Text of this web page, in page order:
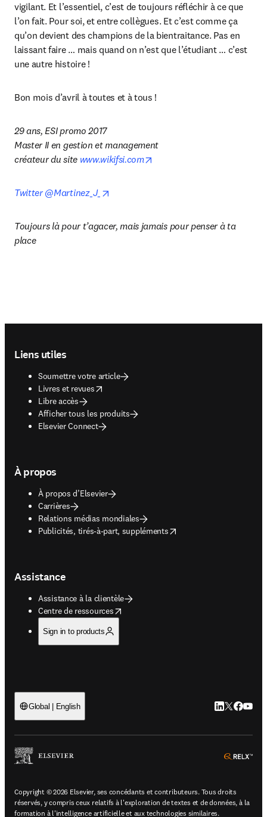
vigilant. Et l’essentiel, c’est de toujours réfléchir à ce que
l’on fait. Pour soi, et entre collègues. Et c’est comme ça
qu’on devient des champions de la bientraitance. Pas en
laissant faire … mais quand on n’est que l’étudiant … c’est
une autre histoire !
Bon mois d’avril à toutes et à tous !
29 ans, ESI promo 2017
Master II en gestion et management
créateur du site www.wikifsi.com
Twitter @Martinez_J_
Toujours là pour t’agacer, mais jamais pour penser à ta
place
Liens utiles
Soumettre votre article
Livres et revues
opens in new tab/window
Libre accès
Afficher tous les produits
Elsevier Connect
À propos
À propos d’Elsevier
Carrières
Relations médias mondiales
Publicités, tirés-à-part, suppléments
opens in new tab/window
Assistance
Assistance à la clientèle
Centre de ressources
opens in new tab/window
Sign in to products
Global | English LinkedIn
Twitter
Copyright © 2026 Elsevier, ses concédants et contributeurs. Tous droits
réservés, y compris ceux relatifs à l'exploration de textes et de données, à la
formation à l'intelligence artificielle et aux technologies similaires.